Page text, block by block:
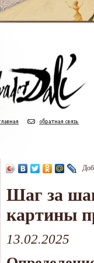
Шаг за
картины
13.02.2025